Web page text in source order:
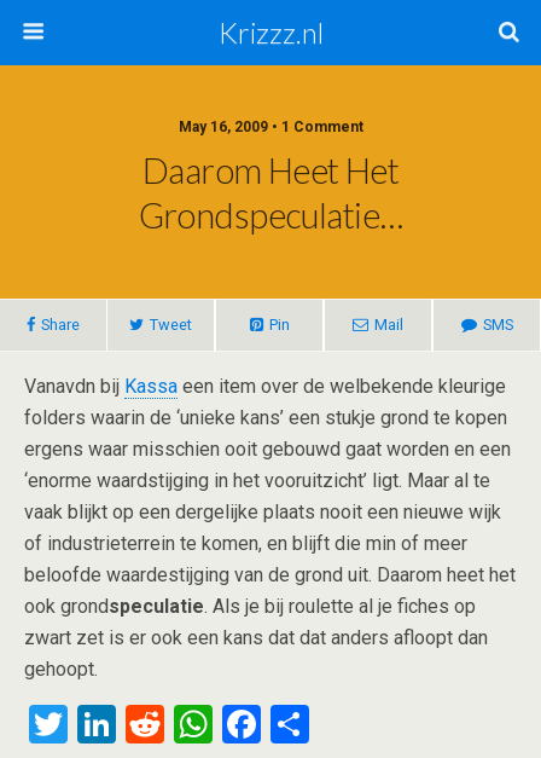
Krizzz.nl
May 16, 2009 • 1 Comment
Daarom Heet Het
Grondspeculatie…
Share Tweet Pin Mail SMS
Vanavdn bij Kassa een item over de welbekende kleurige
folders waarin de ‘unieke kans’ een stukje grond te kopen
ergens waar misschien ooit gebouwd gaat worden en een
‘enorme waardstijging in het vooruitzicht’ ligt. Maar al te
vaak blijkt op een dergelijke plaats nooit een nieuwe wijk
of industrieterrein te komen, en blijft die min of meer
beloofde waardestijging van de grond uit. Daarom heet het
ook grondspeculatie. Als je bij roulette al je fiches op
zwart zet is er ook een kans dat dat anders afloopt dan
gehoopt.
T
Li
R
W F